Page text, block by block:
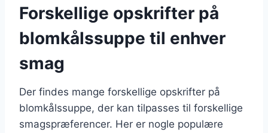
Forskellige opskrifter på
blomkålssuppe til enhver
smag
Der findes mange forskellige opskrifter på
blomkålssuppe, der kan tilpasses til forskellige
smagspræferencer. Her er nogle populære